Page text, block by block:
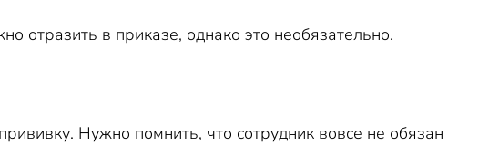
отразить в приказе, однако это необязательно.
Нужно помнить, что сотрудник вовсе не обязан